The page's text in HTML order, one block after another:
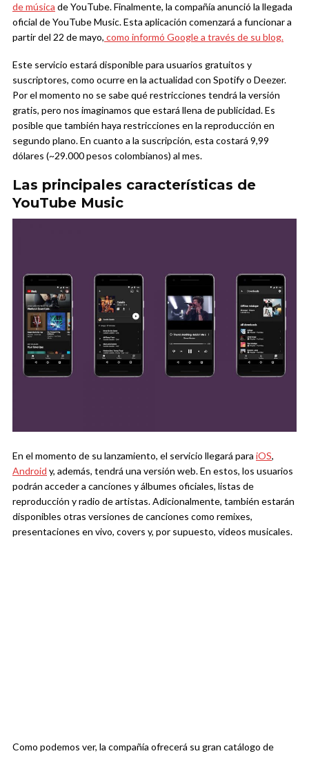
de música de YouTube. Finalmente, la compañía anunció la llegada
oficial de YouTube Music. Esta aplicación comenzará a funcionar a
partir del 22 de mayo, como informó Google a través de su blog.
Este servicio estará disponible para usuarios gratuitos y
suscriptores, como ocurre en la actualidad con Spotify o Deezer.
Por el momento no se sabe qué restricciones tendrá la versión
gratis, pero nos imaginamos que estará llena de publicidad. Es
posible que también haya restricciones en la reproducción en
segundo plano. En cuanto a la suscripción, esta costará 9,99
dólares (~29.000 pesos colombianos) al mes.
Las principales características de
YouTube Music
En el momento de su lanzamiento, el servicio llegará para iOS,
Android y, además, tendrá una versión web. En estos, los usuarios
podrán acceder a canciones y álbumes oficiales, listas de
reproducción y radio de artistas. Adicionalmente, también estarán
disponibles otras versiones de canciones como remixes,
presentaciones en vivo, covers y, por supuesto, videos musicales.
Como podemos ver, la compañía ofrecerá su gran catálogo de